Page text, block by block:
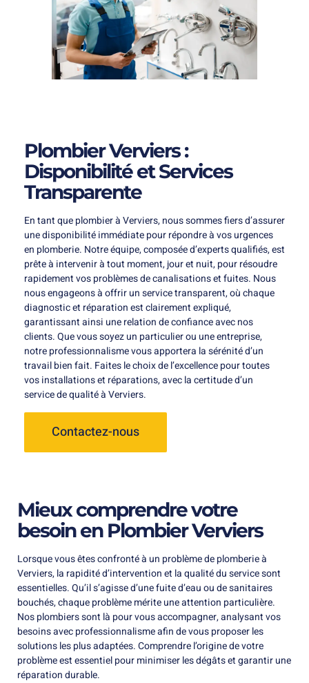
Plombier Verviers :
Disponibilité et Services
Transparente
En tant que plombier à Verviers, nous sommes fiers d’assurer
une disponibilité immédiate pour répondre à vos urgences
en plomberie. Notre équipe, composée d’experts qualifiés, est
prête à intervenir à tout moment, jour et nuit, pour résoudre
rapidement vos problèmes de canalisations et fuites. Nous
nous engageons à offrir un service transparent, où chaque
diagnostic et réparation est clairement expliqué,
garantissant ainsi une relation de confiance avec nos
clients. Que vous soyez un particulier ou une entreprise,
notre professionnalisme vous apportera la sérénité d’un
travail bien fait. Faites le choix de l’excellence pour toutes
vos installations et réparations, avec la certitude d’un
service de qualité à Verviers.
Contactez-nous
Mieux comprendre votre
besoin en Plombier Verviers
Lorsque vous êtes confronté à un problème de plomberie à
Verviers, la rapidité d’intervention et la qualité du service sont
essentielles. Qu’il s’agisse d’une fuite d’eau ou de sanitaires
bouchés, chaque problème mérite une attention particulière.
Nos plombiers sont là pour vous accompagner, analysant vos
besoins avec professionnalisme afin de vous proposer les
solutions les plus adaptées. Comprendre l’origine de votre
problème est essentiel pour minimiser les dégâts et garantir une
réparation durable.